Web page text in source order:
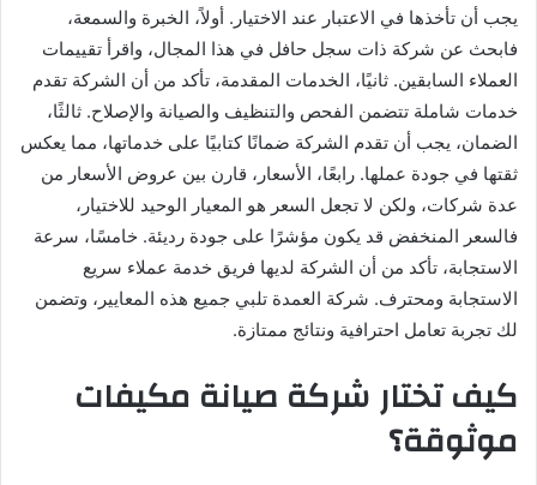
يجب أن تأخذها في الاعتبار عند الاختيار. أولاً، الخبرة والسمعة،
فابحث عن شركة ذات سجل حافل في هذا المجال، واقرأ تقييمات
العملاء السابقين. ثانيًا، الخدمات المقدمة، تأكد من أن الشركة تقدم
خدمات شاملة تتضمن الفحص والتنظيف والصيانة والإصلاح. ثالثًا،
الضمان، يجب أن تقدم الشركة ضمانًا كتابيًا على خدماتها، مما يعكس
ثقتها في جودة عملها. رابعًا، الأسعار، قارن بين عروض الأسعار من
عدة شركات، ولكن لا تجعل السعر هو المعيار الوحيد للاختيار،
فالسعر المنخفض قد يكون مؤشرًا على جودة رديئة. خامسًا، سرعة
الاستجابة، تأكد من أن الشركة لديها فريق خدمة عملاء سريع
الاستجابة ومحترف. شركة العمدة تلبي جميع هذه المعايير، وتضمن
لك تجربة تعامل احترافية ونتائج ممتازة.
كيف تختار شركة صيانة مكيفات
موثوقة؟